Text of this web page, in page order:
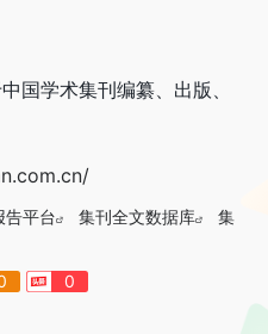
国学术集刊编纂、出版、
告平台 集刊全文数据库
集
0